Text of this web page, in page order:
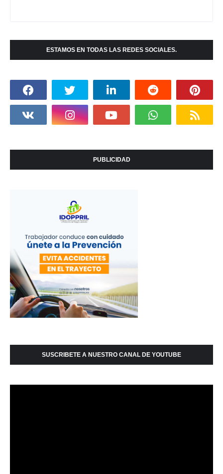
ESTAMOS EN TODAS LAS REDES SOCIALES.
PUBLICIDAD
SUSCRIBETE A NUESTRO CANAL DE YOUTUBE